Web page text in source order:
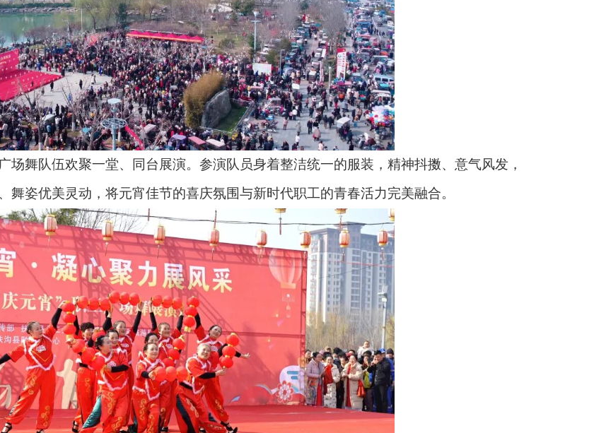
舞队伍欢聚一堂、同台展演。参演队员身着整洁统一的服装，精神抖擞、意气风发，
姿优美灵动，将元宵佳节的喜庆氛围与新时代职工的青春活力完美融合。